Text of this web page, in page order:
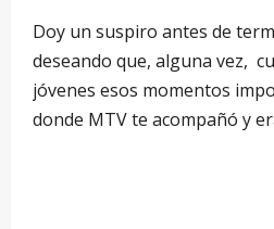
Doy un suspiro antes de
deseando que, alguna vez,
jóvenes esos momentos
donde MTV te acompañó y